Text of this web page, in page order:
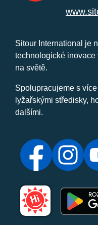
Sitour International je
technologické inovace
na světě.
Spolupracujeme s
lyžařskými středisky,
dalšími.